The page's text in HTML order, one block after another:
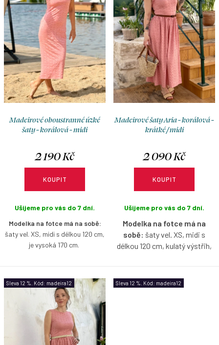
d
u
k
t
ů
o
d
u
k
t
ů
Madeirové oboustranné úzké
šaty - korálová - midi
2 190 Kč
KOUPIT
Ušijeme pro vás do 7 dní.
Modelka na fotce má na sobě:
šaty vel. XS, midi s délkou 120 cm,
je vysoká 170 cm.
midi délce, které krásně kopírují
postavu a zvýrazní ženskou
siluetu. Díky oboustrannému střihu
si můžete zvolit, zda je obléknete
s lodičkovým, nebo hlubším
kulatým výstřihem vpředu.
Madeirové šaty Aria - korálová -
krátké / midi
2 090 Kč
KOUPIT
Ušijeme pro vás do 7 dní.
Modelka na fotce má na
sobě: šaty vel. XS, midi s
délkou 120 cm, kulatý výstřih,
Pružné šaty z madeirového
úpletu, které budete milovat
Sleva 12 %. Kód: madeira12 Sleva 12 %. Kód: madeira12